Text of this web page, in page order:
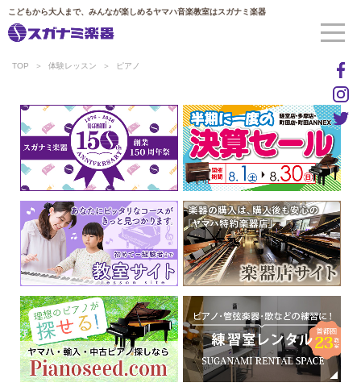
こどもから大人まで、みんなが楽しめるヤマハ音楽教室はスガナミ楽器
TOP 体験レッスン ピアノ